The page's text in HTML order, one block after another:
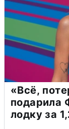
«Всё,
подарила
лодку за